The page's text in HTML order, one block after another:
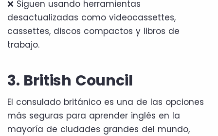
❌ Siguen usando herramientas
desactualizadas como videocassettes,
cassettes, discos compactos y libros de
trabajo.
3. British Council
El consulado británico es una de las opciones
más seguras para aprender inglés en la
mayoría de ciudades grandes del mundo,